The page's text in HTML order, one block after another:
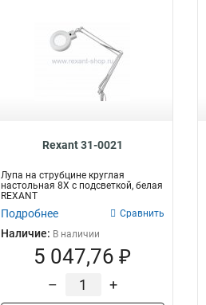
Rexant 31-0021
Лупа на струбцине круглая
настольная 8Х с подсветкой, белая
REXANT
Подробнее Сравнить
Наличие: В наличии
5 047,76 ₽
– +